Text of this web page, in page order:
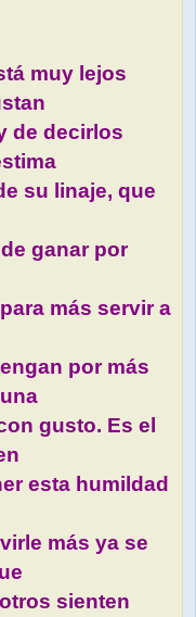
muy lejos
de decirlos
su linaje, que
ganar por
más servir a
por más
gusto. Es el
esta humildad
más ya se
sienten